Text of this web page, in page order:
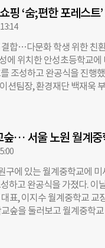
시체계를 구축해 개선 효과
계적으로 관리할 방침이
한 방지시설 지원사업을
다. 대기 중 초미세먼지
‘맑은학교 만들기’는 한화
인 초등학교 교육 환경 개
선샤인’ 캠페인이다. 한화
양광 발전 설비를 지원해왔
페인 10주년을 맞아 한화
‘아동’과 결합하는 방안
태양광으로 지원하는 ‘맑
하고, 교실 창문에는 ‘창문
벽면 녹화(모스월)를 적
도부터는 ‘공간
핑 ‘숨;편한 포레스트
13:14
합…다문화 학생 위한 친
에 위치한 안성초등학교
조성하고 완공식을 진행
션팀장, 환경재단 백재욱
릴 수 있는 ‘공존의 숲’을
㎡ 부지에 교목류, 관목
연을 체험하고 정서적 안
공간으로 꾸몄다. 롯데홈
을 위한 도심 속 녹지 공간
수목을 식재했다. 특히 지
심으로 친환경 숲 조성 사
숲… 서울 노원 월계중
구에 있는 월계중학교에
하고 완공식을 가졌다. 이
표, 이지수 월계중학교 교
숲을 둘러보고 월계중학